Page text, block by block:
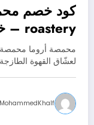
المنتجات
لعشّاق القهوة
MohammedKhalf